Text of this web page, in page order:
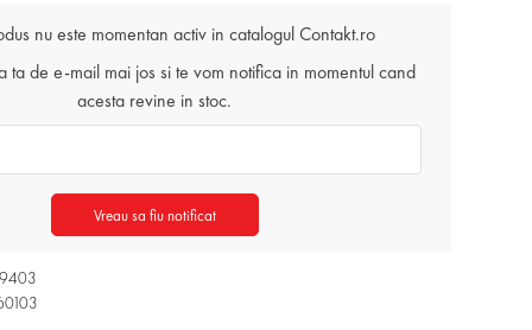
nu este momentan activ in catalogul Contakt.ro
ta de e-mail mai jos si te vom notifica in momentul cand
acesta revine in stoc.
Vreau sa fiu notificat